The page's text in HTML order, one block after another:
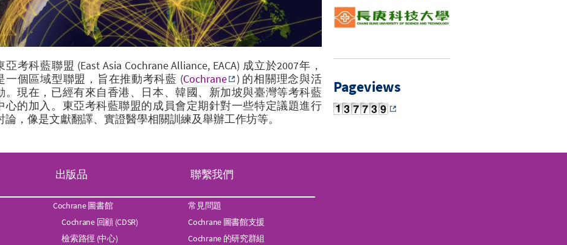
亞考科藍聯盟 (East Asia Cochrane Alliance, EACA) 成立於2007年，
一個區域型聯盟，旨在推動考科藍 (Cochrane
) 的相關理念與活
。現在，已經有來自香港、日本、韓國、新加坡與臺灣等考科藍
心的加入。 東亞考科藍聯盟的成員會定期針對一些特定議題進行
論，像是文獻翻譯、實證醫學相關訓練及舉辦工作坊等。
Pageviews
出版品
Cochrane 圖書館
Cochrane 回顧 (CDSR)
檢索路徑 (中心)
聯繫我們
常見問題
Cochrane 圖書館支援
Cochrane 的研究群組